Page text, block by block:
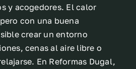
y acogedores. El calor
con una buena
crear un entorno
cenas al aire libre o
En Reformas Dugal,